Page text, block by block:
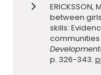
between
skills:
communities
p. 326-343.